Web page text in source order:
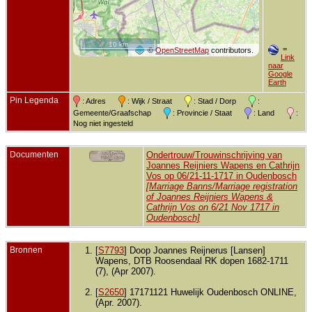
©OpenStreetMap contributors.
10 km
=
Link
naar
Google
Earth
Pin Legenda : Adres : Wijk / Straat : Stad / Dorp
:
Gemeente/Graafschap
: Provincie / Staat : Land
:
Nog niet ingesteld
Documenten
Ondertrouw/Trouwinschrijving van
Joannes Reijniers Wapens en Cathrijn
Vos op 06/21-11-1717 in Oudenbosch
[Marriage Banns/Marriage registration
of Joannes Reijniers Wapens &
Cathrijn Vos on 6/21 Nov 1717 in
Oudenbosch]
Bronnen [S7793] Doop Joannes Reijnerus [Lansen]
Wapens, DTB Roosendaal RK dopen 1682-1711
(7), (Apr 2007).
[S2650] 17171121 Huwelijk Oudenbosch ONLINE,
(Apr. 2007).